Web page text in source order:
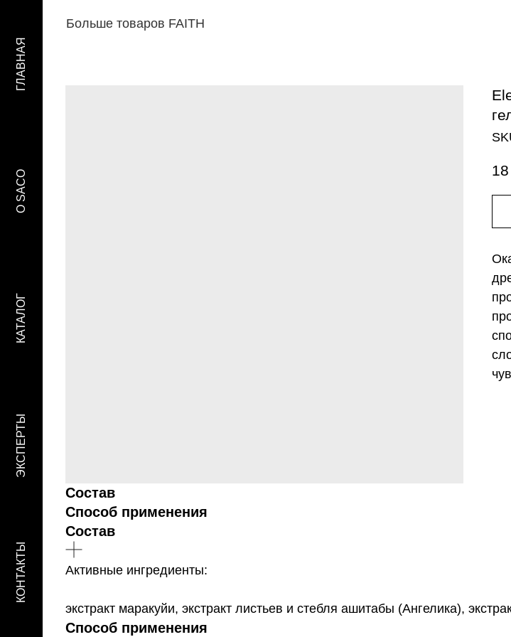
Больше товаров FAITH
Состав
Способ применения
Состав
Активные ингредиенты:
экстракт маракуйи, экстракт листьев и стебля ашитабы (Ангелика),
Способ применения
КОНТАКТЫ
ЭКСПЕРТЫ
КАТАЛОГ
O SACO
ГЛАВНАЯ